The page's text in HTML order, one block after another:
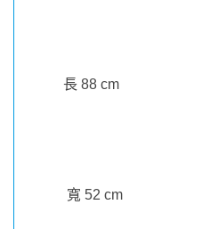
長 88 cm
寬 52 cm